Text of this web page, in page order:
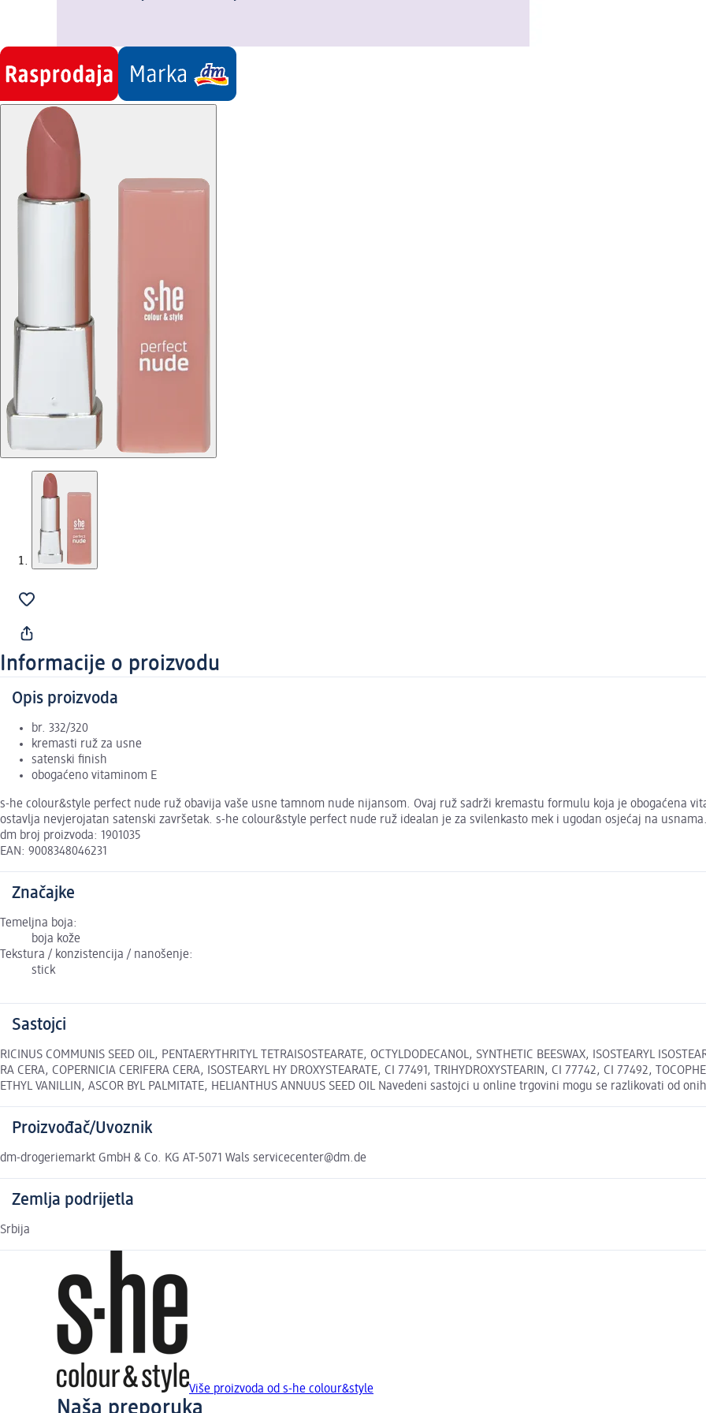
Informacije o proizvodu
Opis proizvoda
br. 332/320
kremasti ruž za usne
satenski finish
obogaćeno vitaminom E
s-he colour&style perfect nude ruž obavija vaše usne tamnom nude nijansom. Ovaj ruž sadrži kremastu formulu koja je obogaćena
ostavlja nevjerojatan satenski završetak. s-he colour&style perfect nude ruž idealan je za svilenkasto mek i ugodan osjećaj na
dm broj proizvoda: 1901035
EAN: 9008348046231
Značajke
Temeljna boja:
boja kože
Tekstura / konzistencija / nanošenje:
stick
Sastojci
RICINUS COMMUNIS SEED OIL, PENTAERYTHRITYL TETRAISOSTEARATE, OCTYLDODECANOL, SYNTHETIC BEESWAX, ISOSTEARYL
RA CERA, COPERNICIA CERIFERA CERA, ISOSTEARYL HY­ DROXYSTEARATE, CI 77491, TRIHYDROXYSTEARIN, CI 77742, CI 77492,
ETHYL VANILLIN, ASCOR­ BYL PALMITATE, HELIANTHUS ANNUUS SEED OIL Navedeni sastojci u online trgovini mogu se razlikovati od
Proizvođač/Uvoznik
dm-drogeriemarkt GmbH & Co. KG AT-5071 Wals servicecenter@dm.de
Zemlja podrijetla
Srbija
Više proizvoda od s-he colour&style
Naša preporuka